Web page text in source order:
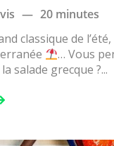
— 20 minutes
classique de
… Vous
salade grecque ?...